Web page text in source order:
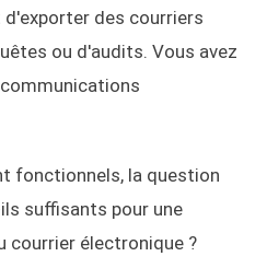
des courriers
ou d'audits. Vous avez
fonctionnels, la question
suffisants pour une
courrier électronique ?